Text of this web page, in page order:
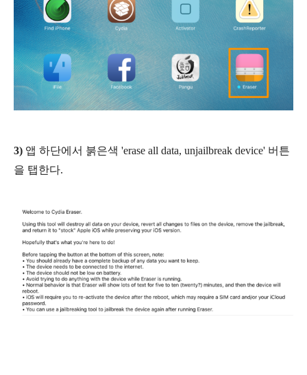
3) 앱 하단에서 붉은색 'erase all data, unjailbreak device' 버튼
을 탭한다.